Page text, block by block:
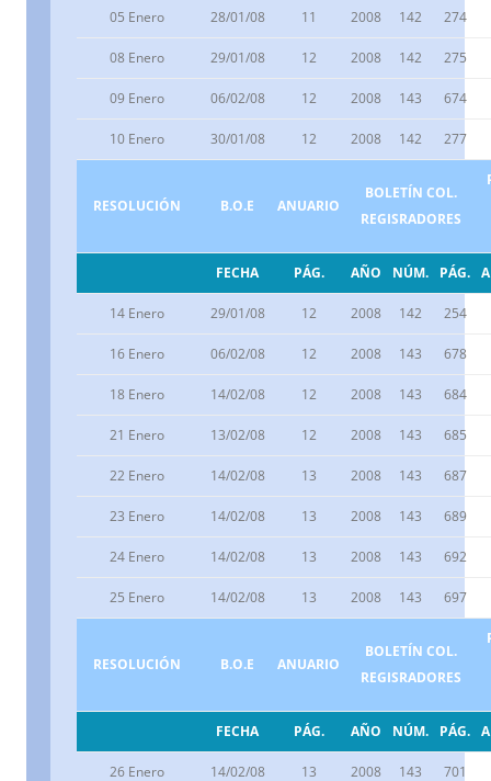
05 Enero 28/01/08 11 2008 142 274
08 Enero 29/01/08 12 2008 142 275
09 Enero 06/02/08 12 2008 143 674
10 Enero 30/01/08 12 2008 142 277
RESOLUCIÓN B.O.E ANUARIO
BOLETÍN COL.
REGISRADORES
FECHA PÁG. AÑO NÚM. PÁG.
14 Enero 29/01/08 12 2008 142 254
16 Enero 06/02/08 12 2008 143 678
18 Enero 14/02/08 12 2008 143 684
21 Enero 13/02/08 12 2008 143 685
22 Enero 14/02/08 13 2008 143 687
23 Enero 14/02/08 13 2008 143 689
24 Enero 14/02/08 13 2008 143 692
25 Enero 14/02/08 13 2008 143 697
RESOLUCIÓN B.O.E ANUARIO
BOLETÍN COL.
REGISRADORES
FECHA PÁG. AÑO NÚM. PÁG.
26 Enero 14/02/08 13 2008 143 701